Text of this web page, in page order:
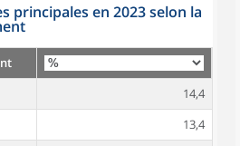
principales en 2023 selon la
14,4
13,4